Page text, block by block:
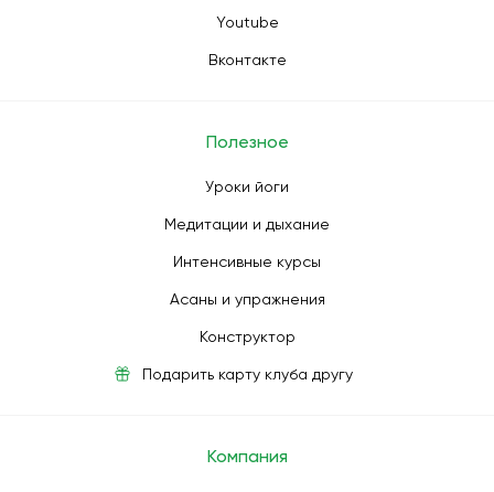
Youtube
Вконтакте
Полезное
Уроки йоги
Медитации и дыхание
Интенсивные курсы
Асаны и упражнения
Конструктор
Подарить карту клуба другу
Компания